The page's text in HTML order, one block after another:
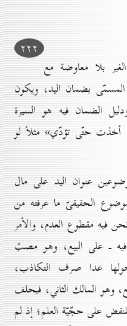
۲۲۲
بلا معاوضة مع
بضمان اليد، ويكون
الضمان فيه هو السيرة
ما أخذت حتّى تؤدّي» مثلاً لو
عنوان اليد على مال
الحقيقىّ ما عرفته من
نحن فيه مقطوع العدم، والأمر
ـ على البيع، وهو مصبّ
عدا صرف التكاذب،
وهو المالك الثاني، فيحلف
على حجّيّة العلم؛ إذ لم